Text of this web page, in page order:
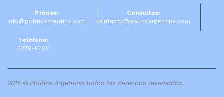
Prensa:
info@politicargentina.com
Consultas:
contacto@politicargentina.com
Teléfono:
5279-5700
2015 © Política Argentina todos los derechos reservados.